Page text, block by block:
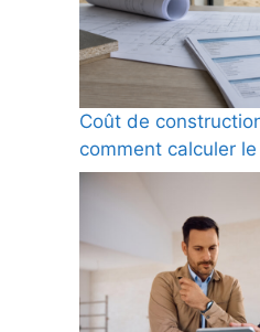
Coût de
comment calculer